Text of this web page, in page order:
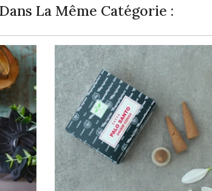
La Même Catégorie :